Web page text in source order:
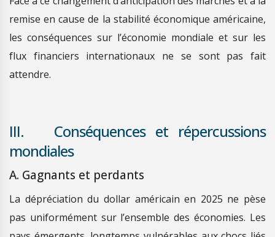
remise en cause de la stabilité économique américaine,
les conséquences sur l’économie mondiale et sur les
flux financiers internationaux ne se sont pas fait
attendre.
III. Conséquences et répercussions
mondiales
A. Gagnants et perdants
La dépréciation du dollar américain en 2025 ne pèse
pas uniformément sur l’ensemble des économies. Les